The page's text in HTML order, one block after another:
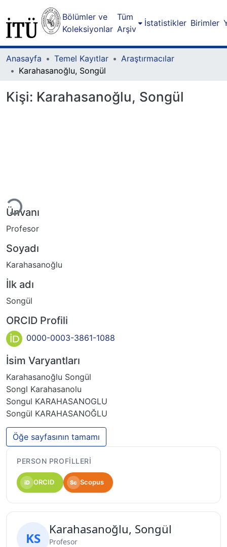
Bölümler ve
Koleksiyonlar
Tüm
Arşiv
İstatistikler Birimler
Anasayfa Temel Kayıtlar
Araştırmacılar
Karahasanoğlu, Songül
Kişi: Karahasanoğlu, Songül
Yükleniyor...
Ünvanı
Profesor
Soyadı
Karahasanoğlu
İlk adı
Songül
ORCID Profili
0000-0003-3861-1088
İsim Varyantları
Karahasanoğlu Songül
Songl Karahasanolu
Songul KARAHASANOGLU
Songül KARAHASANOĞLU
Öğe sayfasının tamamı
PERSON PROFILLERI
iD ORCID Sc Scopus
KS
Karahasanoğlu, Songül
Profesor